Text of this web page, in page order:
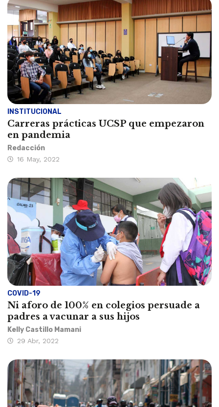
INSTITUCIONAL
Carreras prácticas UCSP que empezaron
en pandemia
Redacción
16 May, 2022
COVID-19
Ni aforo de 100% en colegios persuade a
padres a vacunar a sus hijos
Kelly Castillo Mamani
29 Abr, 2022